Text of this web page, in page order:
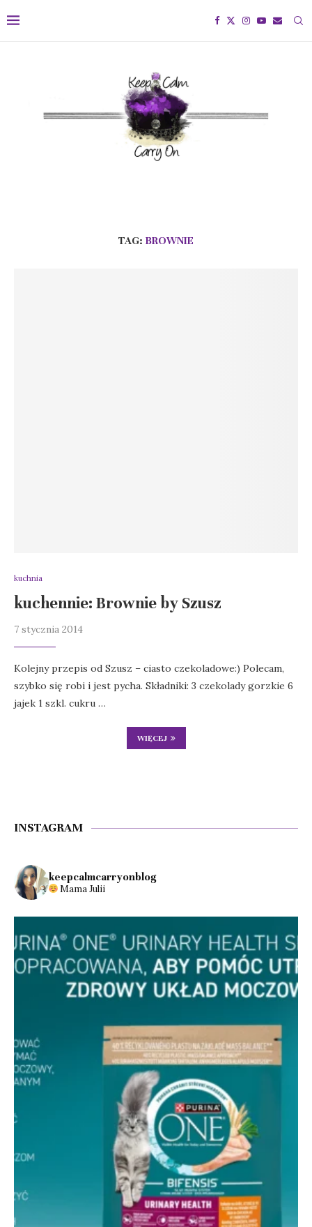
TAG: BROWNIE
kuchnia
kuchennie: Brownie by Szusz
7 stycznia 2014
Kolejny przepis od Szusz – ciasto czekoladowe:) Polecam,
szybko się robi i jest pycha. Składniki: 3 czekolady gorzkie 6
jajek 1 szkl. cukru …
WIĘCEJ
INSTAGRAM
keepcalmcarryonblog
Mama Julii